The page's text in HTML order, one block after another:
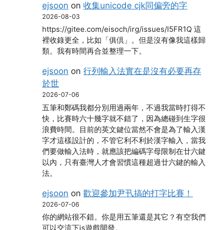
ejsoon on收集unicode cjk同偏旁的字
2026-08-03
https://gitee.com/eisoch/irg/issues/I5FR1Q 這
裡收錄更全，比如「俱倶」。但是沒有像我這樣歸
類。我有時間再合並整理一下。
ejsoon on行列輸入法實在是沒有必要再存
於世
2026-07-06
五筆和鄭碼我都分別用過兩年，不過我當時打得不
快，比賽時六十幾字就不錯了，因為總碰到生字很
浪費時間。目前的英文鍵位當然不會是為了輸入漢
字才這樣設計的，不管它利不利於漢字輸入，當我
們要做輸入法時，就應該把編碼字母限制在廿六鍵
以內，只有臺灣人才會習慣這種超過廿六鍵的輸入
法。
ejsoon on歡迎參加尹卂搞的打字比賽！
2026-07-06
你的網站很不錯。你是用五筆還是其它？有空我們
可以交流下js遊戲開發。